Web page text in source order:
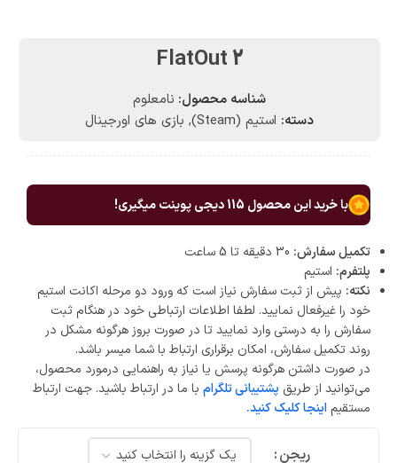
FlatOut 2
شناسه محصول: نامعلوم
دسته: استیم (Steam) , بازی های اورجینال
با خرید این محصول 115دیجی پوینت میگیری!
تکمیل سفارش:
پلتفرم: استیم
نکته: پیش از ثبت سفارش نیاز است که ورود دو مرحله اکانت استیم
خود را غیرفعال نمایید. لطفا اطلاعات ارتباطی خود در هنگام ثبت
سفارش را به درستی وارد نمایید تا در صورت بروز هرگونه مشکل در
روند تکمیل سفارش، امکان برقراری ارتباط با شما میسر باشد.
در صورت داشتن هرگونه پرسش یا نیاز به راهنمایی درمورد محصول،
می‌توانید از طریق پشتیبانی تلگرام با ما در ارتباط باشید. جهت ارتباط
مستقیم اینجا کلیک کنید.
ریجن